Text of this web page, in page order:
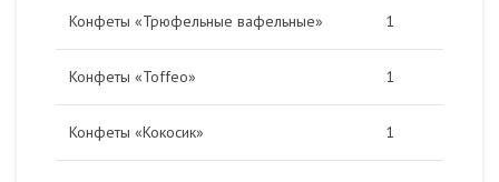
Конфеты «Трюфельные вафельные» 1
Конфеты «Toffeo» 1
Конфеты «Кокосик» 1